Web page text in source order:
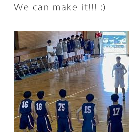
We can make it!!! :)